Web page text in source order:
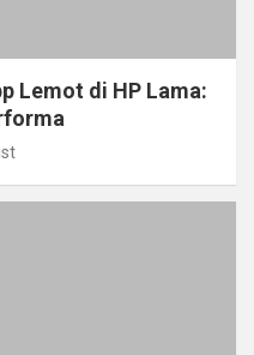
Lemot di HP Lama: